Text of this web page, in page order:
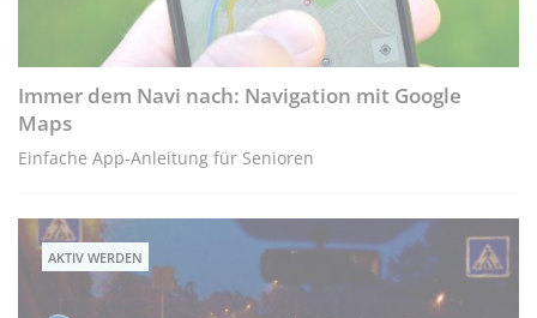
Immer dem Navi nach: Navigation mit Google
Maps
Einfache App-Anleitung für Senioren
AKTIV WERDEN